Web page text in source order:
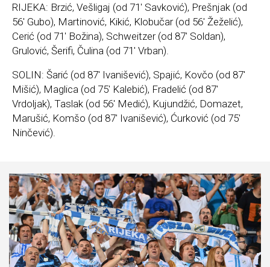
RIJEKA: Brzić, Vešligaj (od 71′ Savković), Prešnjak (od
56′ Gubo), Martinović, Kikić, Klobučar (od 56′ Žeželić),
Cerić (od 71′ Božina), Schweitzer (od 87′ Soldan),
Grulović, Šerifi, Čulina (od 71′ Vrban).
SOLIN: Šarić (od 87′ Ivanišević), Spajić, Kovčo (od 87′
Mišić), Maglica (od 75′ Kalebić), Fradelić (od 87′
Vrdoljak), Taslak (od 56′ Medić), Kujundžić, Domazet,
Marušić, Komšo (od 87′ Ivanišević), Ćurković (od 75′
Ninčević).